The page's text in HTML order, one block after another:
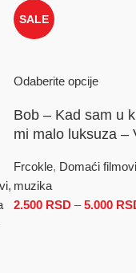
do 5.000 RSD
cena: od 2.500
SALE
Odaberite opcije
Bob – Kad sam u
mi malo luksuza –
Frcokle, Domaći
muzika
2.500 RSD – 5.000